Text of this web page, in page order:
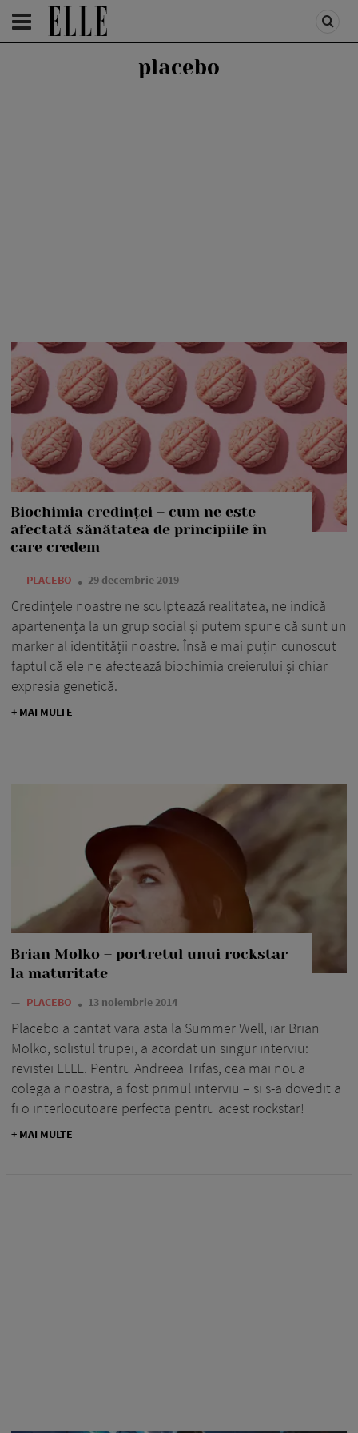
HOMEPAGE /HEALTH & DIET
placebo
Biochimia credinței – cum ne este
afectată sănătatea de principiile în
care credem
— PLACEBO 29 decembrie 2019
Credințele noastre ne sculptează realitatea, ne indică
apartenența la un grup social și putem spune că sunt un
marker al identității noastre. Însă e mai puțin cunoscut
faptul că ele ne afectează biochimia creierului și chiar
expresia genetică.
+ MAI MULTE
Brian Molko – portretul unui rockstar
la maturitate
— PLACEBO 13 noiembrie 2014
Placebo a cantat vara asta la Summer Well, iar Brian
Molko, solistul trupei, a acordat un singur interviu:
revistei ELLE. Pentru Andreea Trifas, cea mai noua
colega a noastra, a fost primul interviu – si s-a dovedit a
fi o interlocutoare perfecta pentru acest rockstar!
+ MAI MULTE